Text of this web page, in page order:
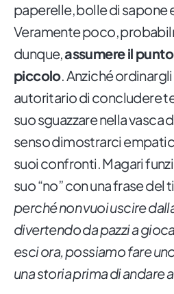
paperelle, bolle di sapone
Veramente poco,
dunque,assumere il
piccolo. Anziché
autoritario di concludere
suo sguazzare nella vasca
senso dimostrarci
suoi confronti. Magari
suo “no” con una frase del
perché non vuoi uscire
divertendo da pazzi a
esci ora, possiamo fare
una storia prima di andare